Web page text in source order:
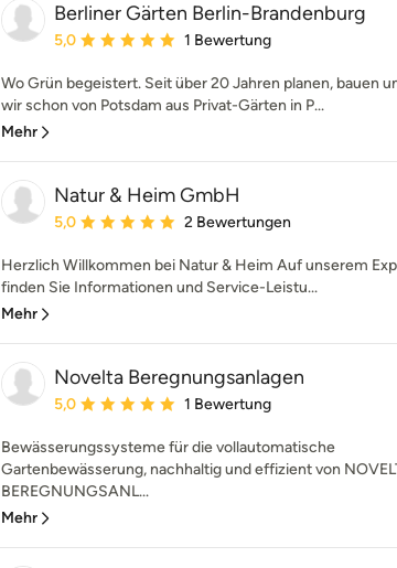
Berliner Gärten Berlin-Brandenburg
Durchschnittliche Bewertung: 5 von 5 Sternen
5,0 1 Bewertung
Wo Grün begeistert. Seit über 20 Jahren planen, bauen
wir schon von Potsdam aus Privat-Gärten in P...
Mehr
Natur & Heim GmbH
Durchschnittliche Bewertung: 5 von 5 Sternen
5,0 2 Bewertungen
Herzlich Willkommen bei Natur & Heim Auf unserem
finden Sie Informationen und Service-Leistu...
Mehr
Novelta Beregnungsanlagen
Durchschnittliche Bewertung: 5 von 5 Sternen
5,0 1 Bewertung
Bewässerungssysteme für die vollautomatische
Gartenbewässerung, nachhaltig und effizient von
BEREGNUNGSANL...
Mehr